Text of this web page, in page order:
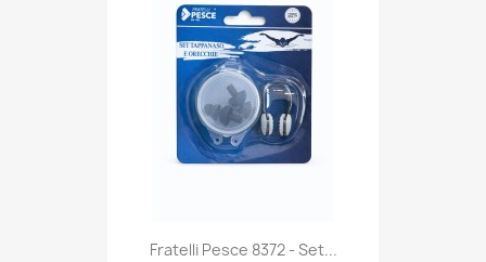
Anteprima
Fratelli Pesce 8372 - Set...